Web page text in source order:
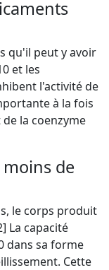
qu'il peut y avoir
et les
l'activité de
à la fois
la coenzyme
de
le corps produit
La capacité
dans sa forme
Cette